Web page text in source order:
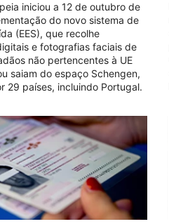
iniciou a 12 de outubro de
do novo sistema de
(EES), que recolhe
e fotografias faciais de
não pertencentes à UE
saiam do espaço Schengen,
29 países, incluindo Portugal.